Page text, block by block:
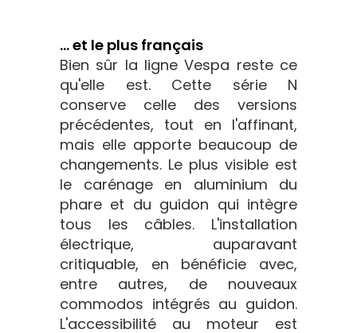
... et le plus français
Bien sûr la ligne Vespa reste ce
qu'elle est. Cette série N
conserve celle des versions
précédentes, tout en l'affinant,
mais elle apporte beaucoup de
changements. Le plus visible est
le carénage en aluminium du
phare et du guidon qui intègre
tous les câbles. L'installation
électrique, auparavant
critiquable, en bénéficie avec,
entre autres, de nouveaux
commodos intégrés au guidon.
L'accessibilité au moteur est